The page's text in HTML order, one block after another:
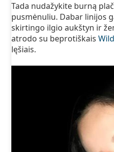
Tada nudažykite burną
pusmėnuliu. Dabar linijos
skirtingo ilgio aukštyn ir
atrodo su beprotiškais
lęšiais.